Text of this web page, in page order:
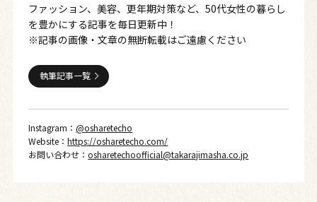
ファッション、美容、更年期対策など、50代女性の暮らし
を豊かにする記事を毎日更新中！
※記事の画像・文章の無断転載はご遠慮ください
執筆記事一覧
Instagram：@osharetecho
Website：https://osharetecho.com/
お問い合わせ：osharetechoofficial@takarajimasha.co.jp